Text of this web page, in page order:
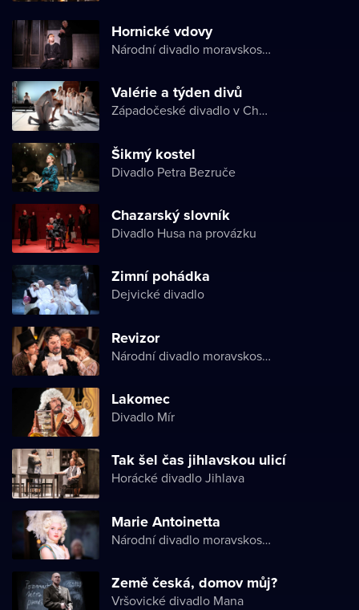
Hornické vdovy
Národní divadlo moravskoslezské
Valérie a týden divů
Západočeské divadlo v Chebu
Šikmý kostel
Divadlo Petra Bezruče
Chazarský slovník
Divadlo Husa na provázku
Zimní pohádka
Dejvické divadlo
Revizor
Národní divadlo moravskoslezské
Lakomec
Divadlo Mír
Tak šel čas jihlavskou ulicí
Horácké divadlo Jihlava
Marie Antoinetta
Národní divadlo moravskoslezské
Země česká, domov můj?
Vršovické divadlo Mana